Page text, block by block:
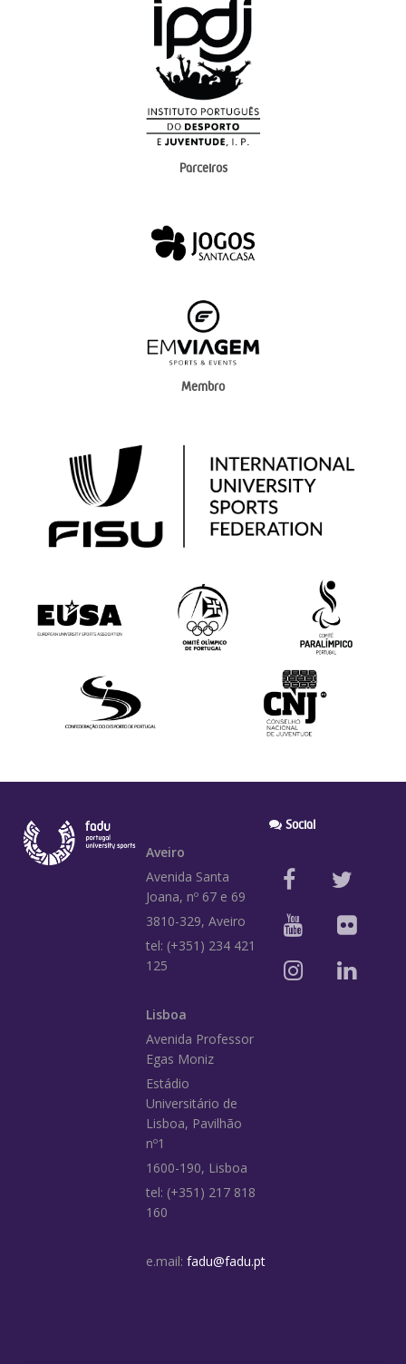
Parceiros
Membro
Aveiro
Avenida Santa
Joana, nº 67 e 69
3810-329, Aveiro
tel: (+351) 234 421
125
Lisboa
Avenida Professor
Egas Moniz
Estádio
Universitário de
Lisboa, Pavilhão
nº1
1600-190, Lisboa
tel: (+351) 217 818
160
e.mail: fadu@fadu.pt
Social